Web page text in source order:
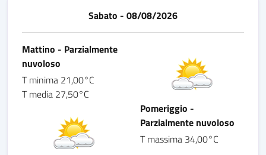
Sabato - 08/08/2026
Mattino - Parzialmente
nuvoloso
T minima 21,00°C
T media 27,50°C
Pomeriggio -
Parzialmente nuvoloso
T massima 34,00°C